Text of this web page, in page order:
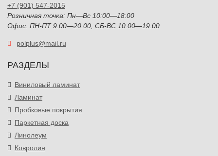
+7 (901) 547-2015
Розничная точка: Пн—Вс 10:00—18:00
Офис: ПН-ПТ 9.00—20.00, СБ-ВС 10.00—19.00
polplus@mail.ru
РАЗДЕЛЫ
Виниловый ламинат
Ламинат
Пробковые покрытия
Паркетная доска
Линолеум
Ковролин